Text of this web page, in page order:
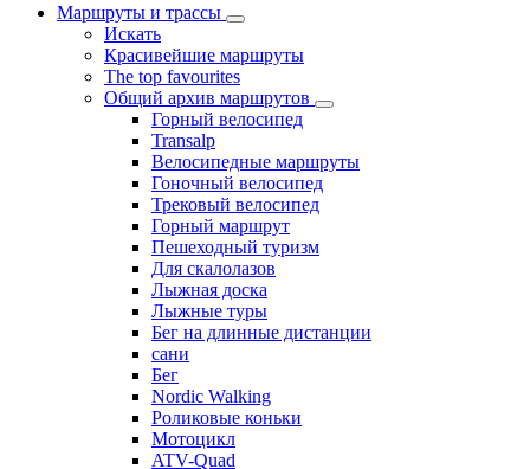
Маршруты и трассы
Искать
Красивейшие маршруты
The top favourites
Общий архив маршрутов
Горный велосипед
Transalp
Велосипедные маршруты
Гоночный велосипед
Трековый велосипед
Горный маршрут
Пешеходный туризм
Для скалолазов
Лыжная доска
Лыжные туры
Бег на длинные дистанции
сани
Бег
Nordic Walking
Роликовые коньки
Мотоцикл
ATV-Quad